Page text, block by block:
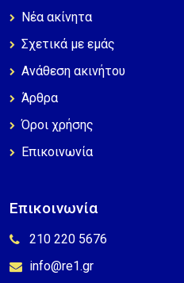
Νέα ακίνητα
Σχετικά με εμάς
Ανάθεση ακινήτου
Άρθρα
Όροι χρήσης
Επικοινωνία
Επικοινωνία
210 220 5676
info@re1.gr